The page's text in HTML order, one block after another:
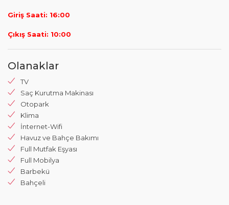
Giriş Saati: 16:00
Çıkış Saati: 10:00
Olanaklar
TV
Saç Kurutma Makinası
Otopark
Klima
İnternet-Wifi
Havuz ve Bahçe Bakımı
Full Mutfak Eşyası
Full Mobilya
Barbekü
Bahçeli